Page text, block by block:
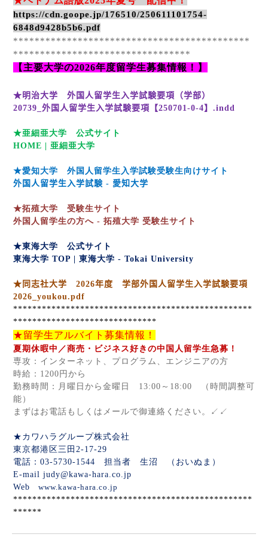
https://cdn.goope.jp/176510/250611101754-
6848d9428b5b6.pdf
********************************************
*********************************
【主要大学の2026年度留学生募集情報！】
★明治大学 外国人留学生入学試験要項（学部）
20739_ 外国人留学生入学試験要項【250701-0-4】 .indd
★亜細亜大学 公式サイト
HOME | 亜細亜大学
★愛知大学 外国人留学生入学試験受験生向けサイト
外国人留学生入学試験 - 愛知大学
★拓殖大学 受験生サイト
外国人留学生の方へ - 拓殖大学 受験生サイト
★東海大学 公式サイト
東海大学 TOP | 東海大学 - Tokai University
★同志社大学 2026年度 学部外国人留学生入学試験要項
2026_youkou.pdf
**************************************************
******************************
★留学生アルバイト募集情報！
夏期休暇中／商売・ビジネス好きの中国人留学生急募！
専攻：インターネット、プログラム、エンジニアの方
時給： 1200 円から
勤務時間：月曜日から金曜日 13:00 ～ 18:00 （時間調整可
能）
まずはお電話もしくはメールで御連絡ください。↙↙
★カワハラグループ株式会社
東京都港区三田 2-17-29
電話： 03-5730-1544 担当者 生沼 （おいぬま）
E-mail judy@kawa-hara.co.jp
Web
www.kawa-hara.co.jp
**************************************************
******